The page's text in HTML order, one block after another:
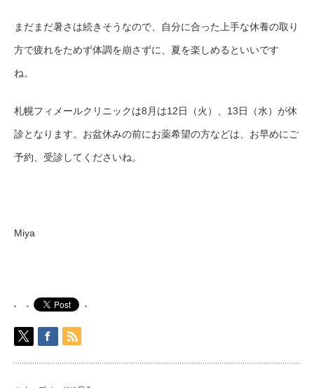
まだまだ暑さは続きそうなので、自分に合った上手な休養の取り
方で疲れをためず体調を崩さずに、夏を楽しめるといいです
ね。
札幌フィメールクリニックは8月は12日（火）、13日（水）が休
診となります。 お盆休みの前にお薬希望の方などは、お早めにご
予約、受診してくださいね。
Miya